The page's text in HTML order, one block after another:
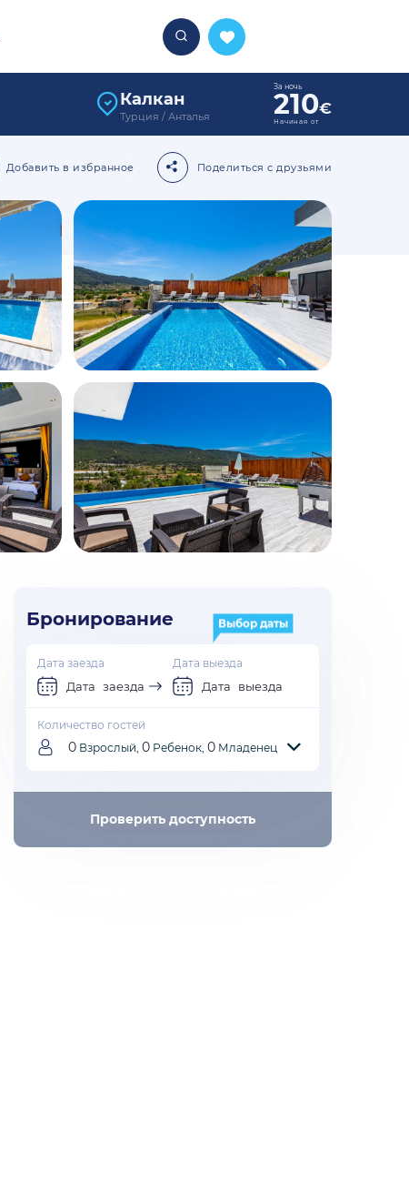
Калкан
Турция / Анталья
За ночь
210€
Начиная от
Добавить в избранное Поделиться с друзьями
Бронирование
Выбор даты
Дата заезда Дата выезда
Дата заезда Дата выезда
Количество гостей
0 Взрослый, 0 Ребенок, 0 Младенец
Проверить доступность